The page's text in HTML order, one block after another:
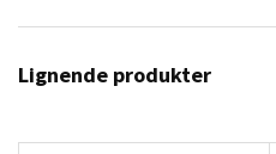
Lignende produkter